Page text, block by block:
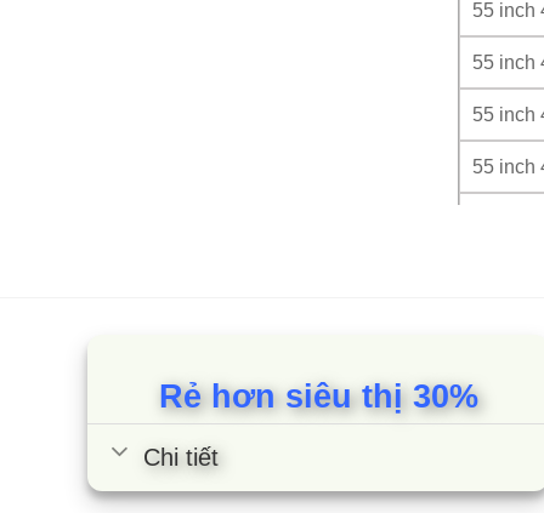
55 inch
55 inch
55 inch
55 inch
55 inch
Tivi 55
Rẻ hơn siêu thị 30%
Chi tiết